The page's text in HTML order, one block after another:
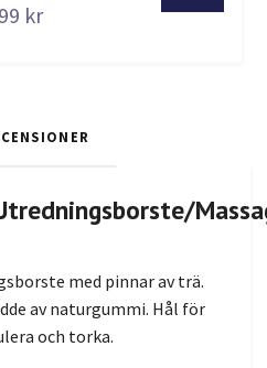
kr
med pinnar av trä.
av naturgummi. Hål för
och torka.